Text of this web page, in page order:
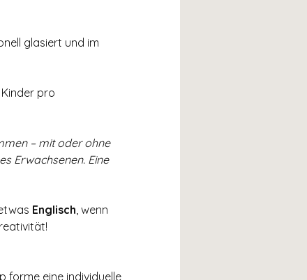
glasiert und im
pro
– mit oder ohne
Erwachsenen. Eine
Englisch , wenn
forme eine individuelle